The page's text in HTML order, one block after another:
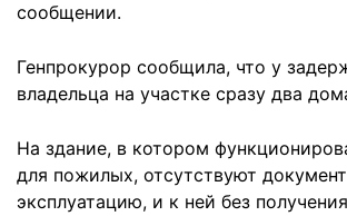
сообщении.
Генпрокурор сообщила, что у
владельца на участке сразу два
На здание, в котором
для пожилых, отсутствуют
эксплуатацию, и к ней без